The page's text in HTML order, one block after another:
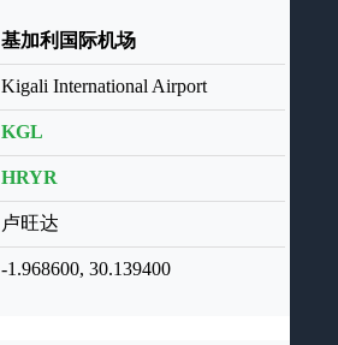
基加利国际机场
Kigali International Airport
KGL
HRYR
卢旺达
-1.968600, 30.139400